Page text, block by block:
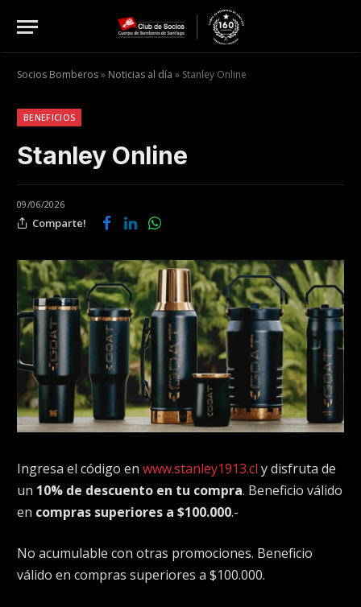
Socios Bomberos» Noticias al día » Stanley Online
BENEFICIOS
Stanley Online
09/06/2026
Comparte!
Ingresa el código en www.stanley1913.cl y disfruta de
un 10% de descuento en tu compra. Beneficio válido
en compras superiores a $100.000.-
No acumulable con otras promociones. Beneficio
válido en compras superiores a $100.000.